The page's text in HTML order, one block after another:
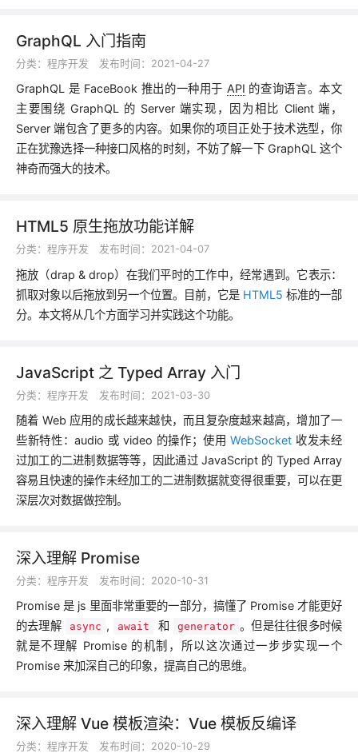
GraphQL 入门指南
分类： 程序开发 发布时间：2021-04-27
GraphQL 是 FaceBook 推出的一种用于 API 的查询语言。本文
主要围绕 GraphQL 的 Server 端实现，因为相比 Client 端，
Server 端包含了更多的内容。如果你的项目正处于技术选型，你
正在犹豫选择一种接口风格的时刻，不妨了解一下 GraphQL 这个
神奇而强大的技术。
HTML5 原生拖放功能详解
分类： 程序开发 发布时间：2021-04-07
拖放（drap & drop）在我们平时的工作中，经常遇到。它表示：
抓取对象以后拖放到另一个位置。目前，它是 HTML5 标准的一部
分。本文将从几个方面学习并实践这个功能。
JavaScript 之 Typed Array 入门
分类： 程序开发 发布时间：2021-03-30
随着 Web 应用的成长越来越快，而且复杂度越来越高，增加了一
些新特性：audio 或 video 的操作；使用WebSocket 收发未经
过加工的二进制数据等等，因此通过 JavaScript 的 Typed Array
容易且快速的操作未经加工的二进制数据就变得很重要，可以在更
深层次对数据做控制。
深入理解 Promise
分类： 程序开发 发布时间：2020-10-31
Promise 是 js 里面非常重要的一部分，搞懂了 Promise 才能更好
的去理解
async , await 和 generator 。但是往往很多时候
就是不理解 Promise 的机制，所以这次通过一步步实现一个
Promise 来加深自己的印象，提高自己的思维。
深入理解 Vue 模板渲染：Vue 模板反编译
分类： 程序开发 发布时间：2020-10-29